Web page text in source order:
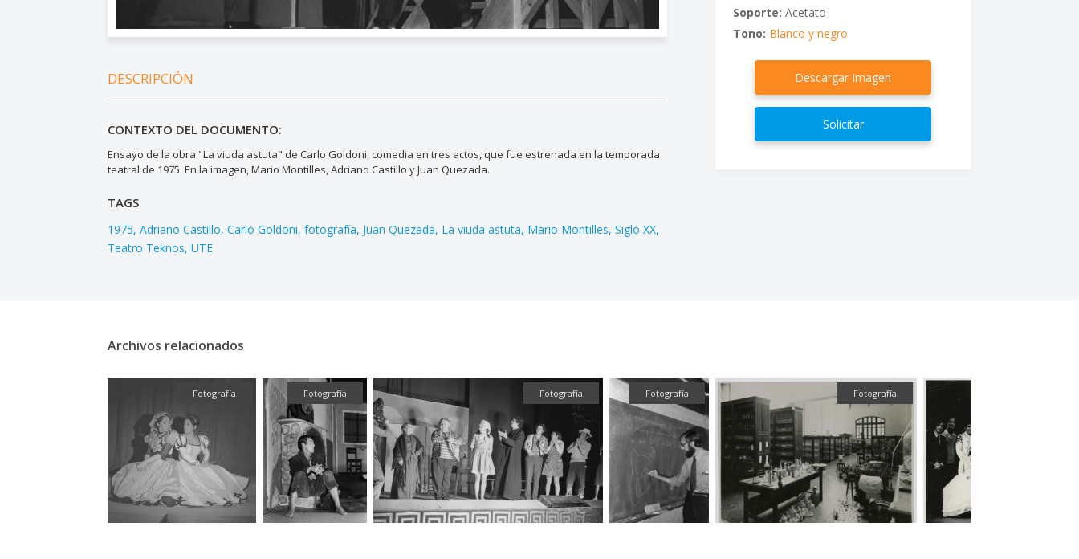
DESCRIPCIÓN
CONTEXTO DEL DOCUMENTO:
Ensayo de la obra "La viuda astuta" de Carlo Goldoni, comedia en tres actos, que fue estrenada en la temporada
teatral de 1975. En la imagen, Mario Montilles, Adriano Castillo y Juan Quezada.
TAGS
1975 Adriano Castillo Carlo Goldoni fotografía Juan Quezada La viuda astuta Mario Montilles Siglo XX
Teatro Teknos UTE
Soporte: Acetato
Tono: Blanco y negro
Descargar Imagen
Solicitar
Archivos relacionados
Fotografía Fotografía Fotografía Fotografía Fotografía